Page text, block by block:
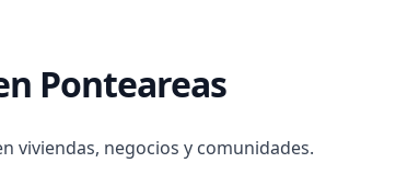
Ponteareas
viviendas, negocios y comunidades.